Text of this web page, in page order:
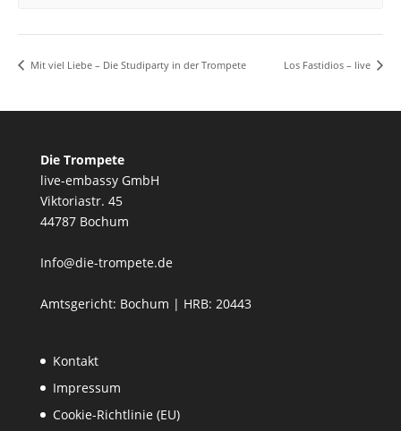
Mit viel Liebe – Die Studiparty in der Trompete Los Fastidios – live
Die Trompete
live-embassy GmbH
Viktoriastr. 45
44787 Bochum
Info@die-trompete.de
Amtsgericht: Bochum | HRB: 20443
Kontakt
Impressum
Cookie-Richtlinie (EU)